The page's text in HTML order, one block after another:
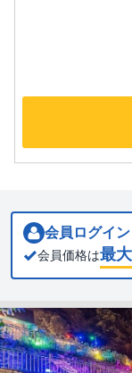
会員ログイン
会員価格は最大